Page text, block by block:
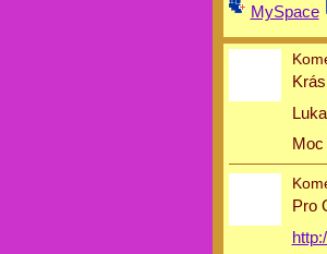
MySpace
Pro